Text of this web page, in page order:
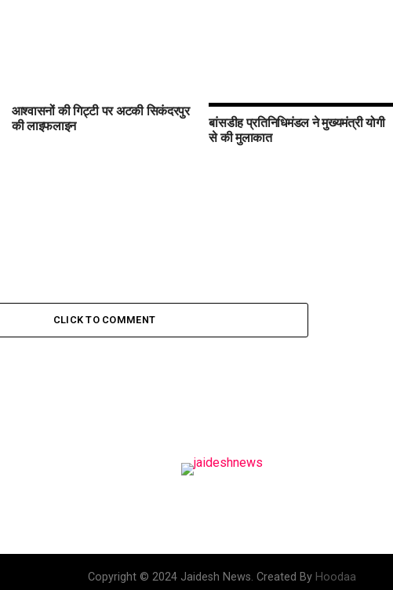
आश्वासनों की गिट्टी पर अटकी सिकंदरपुर
की लाइफलाइन बांसडीह प्रतिनिधिमंडल ने मुख्यमंत्री योगी
से की मुलाकात
CLICK TO COMMENT
Copyright © 2024 Jaidesh News. Created By Hoodaa